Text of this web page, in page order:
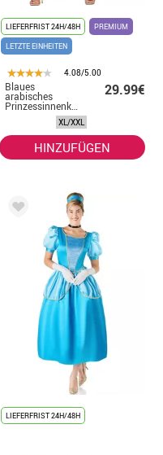
LIEFERFRIST 24H/48H
PREMIUM
LETZTE EINHEITEN
4.08/5.00
Blaues
arabisches
Prinzessinnenkostüm
29.99€
XL/XXL
HINZUFÜGEN
LIEFERFRIST 24H/48H